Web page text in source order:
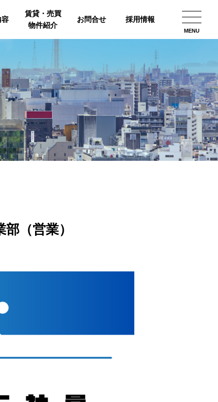
容
賃貸・売買
物件紹介
お問合せ 採用情報
（営業）